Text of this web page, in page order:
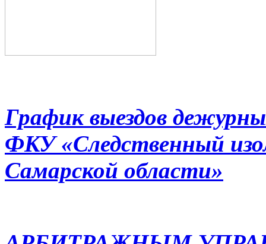
График выездов
ФКУ «Следственный
Самарской области»